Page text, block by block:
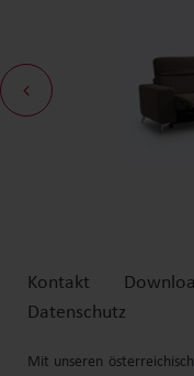
Kontakt
Datenschutz
Mit unseren